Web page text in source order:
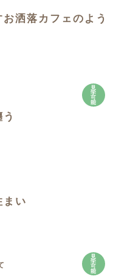
洒落カフェのよう
見
学
可
能
まい
見
学
可
能